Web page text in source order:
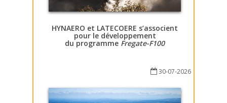
HYNAERO et LATECOERE s’associent
pour le développement
du programme Fregate-F100
30-07-2026